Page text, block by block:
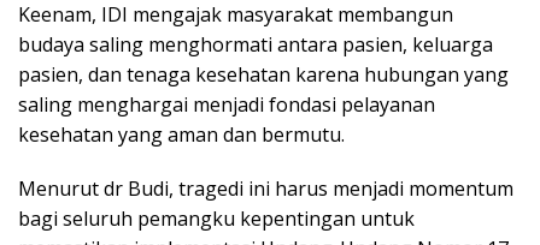
Keenam, IDI mengajak masyarakat membangun
budaya saling menghormati antara pasien, keluarga
pasien, dan tenaga kesehatan karena hubungan yang
saling menghargai menjadi fondasi pelayanan
kesehatan yang aman dan bermutu.
Menurut dr Budi, tragedi ini harus menjadi momentum
bagi seluruh pemangku kepentingan untuk